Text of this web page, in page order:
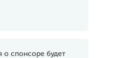
о спонсоре будет